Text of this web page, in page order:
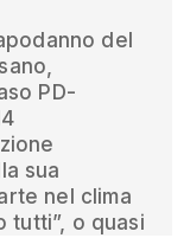
del
PD-
sua
nel clima
tutti”, o quasi